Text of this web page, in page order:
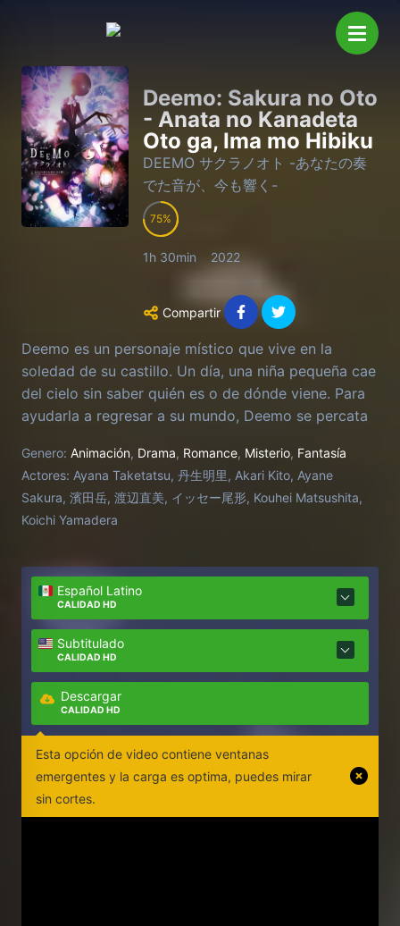
Deemo: Sakura no Oto
- Anata no Kanadeta
Oto ga, Ima mo Hibiku
DEEMO サクラノオト -あなたの奏
でた音が、今も響く-
75
1h 30min 2022
Compartir
Deemo es un personaje místico que vive en la
soledad de su castillo. Un día, una niña pequeña cae
del cielo sin saber quién es o de dónde viene. Para
ayudarla a regresar a su mundo, Deemo se percata
que suele tocar. Pero, ¿qué hará Deemo cuando
empiece a sentirse cómodo con una compañía de la
que nunca antes había gozado? ¿Qué pasará si la
joven chica no puede enfrentar su pasado una vez
Genero: Animación, Drama, Romance, Misterio, Fantasía
Actores: Ayana Taketatsu, 丹生明里, Akari Kito, Ayane
Sakura, 濱田岳, 渡辺直美, イッセー尾形, Kouhei Matsushita,
Koichi Yamadera
Español Latino
CALIDAD HD
Subtitulado
CALIDAD HD
Descargar
CALIDAD HD
Esta opción de video contiene ventanas
emergentes y la carga es optima, puedes mirar
sin cortes.